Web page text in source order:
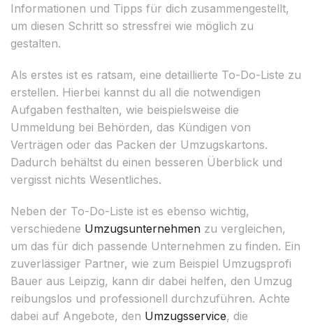
Informationen und Tipps für dich zusammengestellt,
um diesen Schritt so stressfrei wie möglich zu
gestalten.
Als erstes ist es ratsam, eine detaillierte To-Do-Liste zu
erstellen. Hierbei kannst du all die notwendigen
Aufgaben festhalten, wie beispielsweise die
Ummeldung bei Behörden, das Kündigen von
Verträgen oder das Packen der Umzugskartons.
Dadurch behältst du einen besseren Überblick und
vergisst nichts Wesentliches.
Neben der To-Do-Liste ist es ebenso wichtig,
verschiedene Umzugsunternehmen zu vergleichen,
um das für dich passende Unternehmen zu finden. Ein
zuverlässiger Partner, wie zum Beispiel Umzugsprofi
Bauer aus Leipzig, kann dir dabei helfen, den Umzug
reibungslos und professionell durchzuführen. Achte
dabei auf Angebote, den Umzugsservice, die